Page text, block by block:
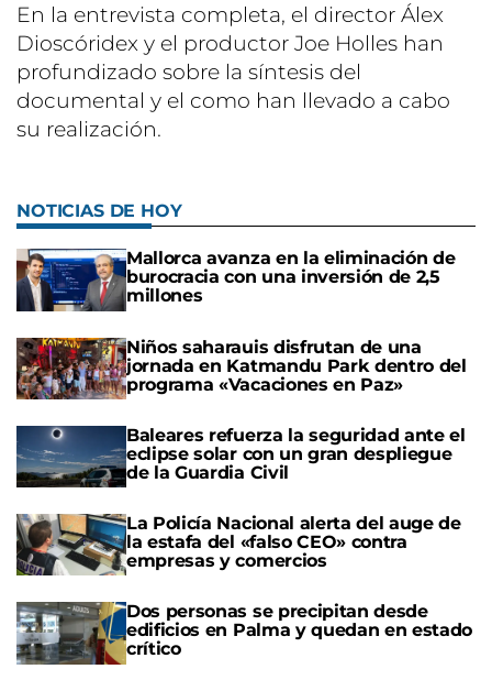
En la entrevista completa, el director Álex
Dioscóridex y el productor Joe Holles han
profundizado sobre la síntesis del
documental y el como han llevado a cabo
su realización.
NOTICIAS DE HOY
Mallorca avanza en la eliminación de
burocracia con una inversión de 2,5
millones
Niños saharauis disfrutan de una
jornada en Katmandu Park dentro del
programa «Vacaciones en Paz»
Baleares refuerza la seguridad ante el
eclipse solar con un gran despliegue
de la Guardia Civil
La Policía Nacional alerta del auge de
la estafa del «falso CEO» contra
empresas y comercios
Dos personas se precipitan desde
edificios en Palma y quedan en estado
crítico